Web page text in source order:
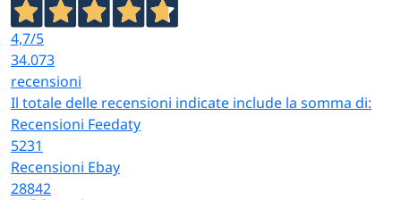
4,7/5
34.073
recensioni
Il totale delle recensioni indicate include la somma di:
Recensioni Feedaty
5231
Recensioni Ebay
28842